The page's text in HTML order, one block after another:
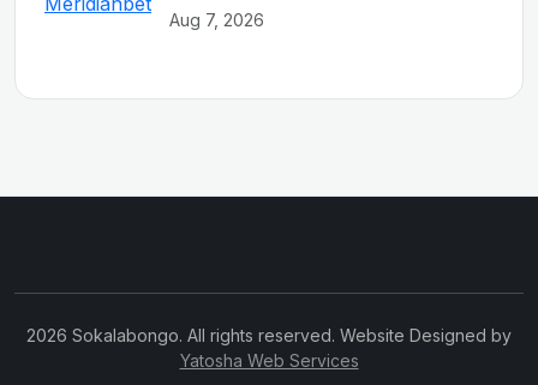
Aug 7, 2026
2026 Sokalabongo. All rights reserved. Website Designed by
Yatosha Web Services